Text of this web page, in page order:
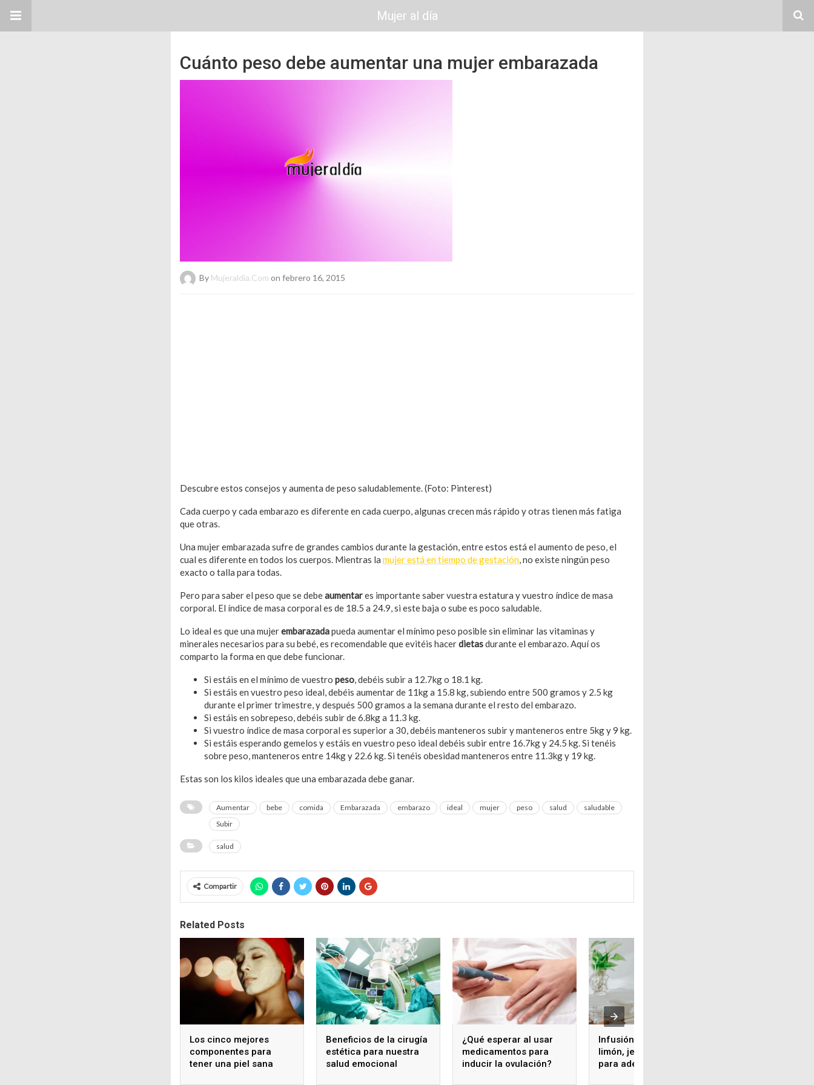
Mujer al día
Cuánto peso debe aumentar una mujer embarazada
By Mujeraldia.com on febrero 16, 2015
Descubre estos consejos y aumenta de peso saludablemente. (Foto: Pinterest)
Cada cuerpo y cada embarazo es diferente en cada cuerpo, algunas crecen más rápido y otras tienen más fatiga
que otras.
Una mujer embarazada sufre de grandes cambios durante la gestación, entre estos está el aumento de peso, el
cual es diferente en todos los cuerpos. Mientras la mujer está en tiempo de gestación, no existe ningún peso
exacto o talla para todas.
Pero para saber el peso que se debeaumentares importante saber vuestra estatura y vuestro índice de masa
corporal. El índice de masa corporal es de 18.5 a 24.9, si este baja o sube es poco saludable.
Lo ideal es que una mujerembarazadapueda aumentar el mínimo peso posible sin eliminar las vitaminas y
minerales necesarios para su bebé, es recomendable que evitéis hacerdietasdurante el embarazo. Aquí os
comparto la forma en que debe funcionar.
Si estáis en el mínimo de vuestro peso, debéis subir a 12.7kg o 18.1 kg.
Si estáis en vuestro peso ideal, debéis aumentar de 11kg a 15.8 kg, subiendo entre 500 gramos y 2.5 kg
durante el primer trimestre, y después 500 gramos a la semana durante el resto del embarazo.
Si estáis en sobrepeso, debéis subir de 6.8kg a 11.3 kg.
Si vuestro índice de masa corporal es superior a 30, debéis manteneros subir y manteneros entre 5kg y 9 kg.
Si estáis esperando gemelos y estáis en vuestro peso ideal debéis subir entre 16.7kg y 24.5 kg. Si tenéis
sobre peso, manteneros entre 14kg y 22.6 kg. Si tenéis obesidad manteneros entre 11.3kg y 19 kg.
Estas son los kilos ideales que una embarazada debe ganar.
Aumentar bebe comida Embarazada embarazo ideal mujer peso salud
saludable
Subir
salud
Compartir
Related Posts
Los cinco mejores
componentes para
tener una piel sana
Beneficios de la cirugía
estética para nuestra
salud emocional
¿Qué esperar al usar
medicamentos para
inducir la ovulación?
Infusión de pepino,
limón, jengibre y menta
para adelgazar